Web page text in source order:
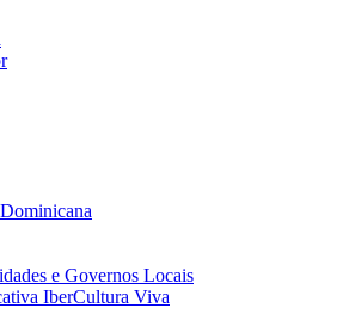
e Governos Locais
IberCultura Viva